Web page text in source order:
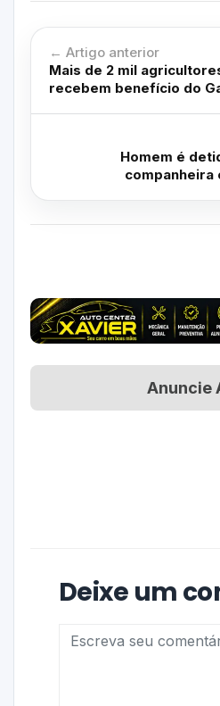
← Artigo anterior
Mais de 2 mil
recebem benefício do
Homem é
companheira
Anuncie
Deixe um